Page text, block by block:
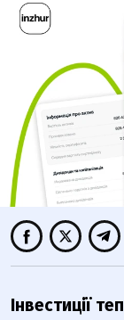
Інвестиції